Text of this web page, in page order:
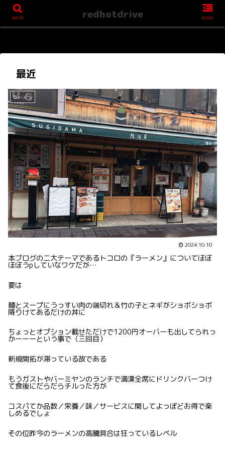
最近
ラーメン
2024.10.10
本ブログの二大テーマであるトコロの『ラーメン』についてほぼ
ほぼうpしていなワケだが…
要は
麺とスープにうっすい肉の端切れ＆竹の子とネギがショボショボ
降りけてあるだけの丼に
ちょっとオプション載せただけで1200円オーバーも出してられっ
かーーーという事で（三回目）
新規開拓が滞っている故である
もうガストやバーミヤンのランチで満漢全席にドリンクバーつけ
て食後にだらだらチルった方が
コスパてか品数／栄養／味／サービスに関してよっぽどお得で楽
しめるでしょ
その位昨今のラーメンの高騰具合は狂っているレベル
serch redhotdrive menu